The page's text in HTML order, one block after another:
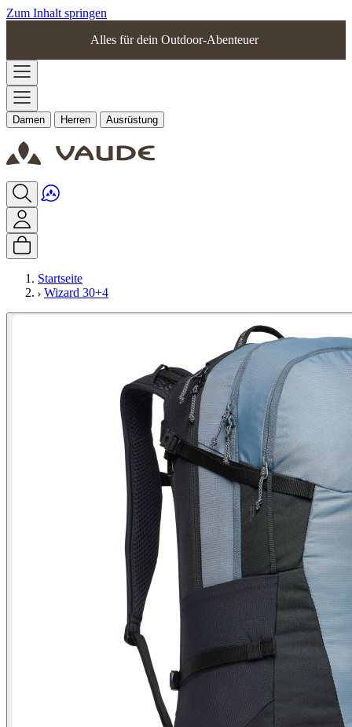
Zum Inhalt springen
Alles für dein Outdoor-Abenteuer
Damen Herren Ausrüstung
Startseite
Wizard 30+4